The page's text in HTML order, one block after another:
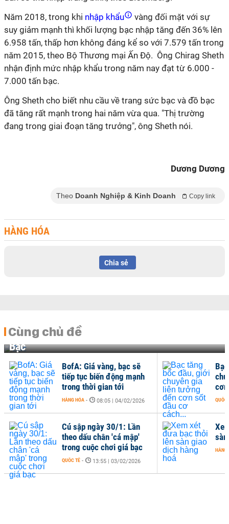
Năm 2018, trong khi nhập khẩu
vàng đối mặt với sự
suy giảm mạnh thì khối lượng bạc nhập tăng đến 36% lên
6.958 tấn, thấp hơn không đáng kể so với 7.579 tấn trong
năm 2015, theo Bộ Thương mại Ấn Độ. Ông Chirag Sheth
nhận định mức nhập khẩu trong năm nay đạt từ 6.000 -
7.000 tấn bạc.
Ông Sheth cho biết nhu cầu về trang sức bạc và đồ bạc
đã tăng rất mạnh trong hai năm vừa qua. "Thị trường
đang trong giai đoạn tăng trưởng", ông Sheth nói.
Dương Dương
Theo Doanh Nghiệp & Kinh Doanh Copy link
HÀNG HÓA
Chia sẻ
Cùng chủ đề
Bạc
HÀNG
BofA: Giá vàng, bạc sẽ
tiếp tục biến động mạnh
trong thời gian tới
HÀNG HÓA - 08:05 | 04/02/2026
Cú sập ngày 30/1: Lần
theo dấu chân 'cá mập'
trong cuộc chơi giá bạc
QUỐC TẾ - 13:55 | 03/02/2026
QUỐC